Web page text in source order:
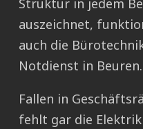
Struktur in jedem
auszeichnet,
auch die
Notdienst in Beuren.
Fallen in
fehlt gar die